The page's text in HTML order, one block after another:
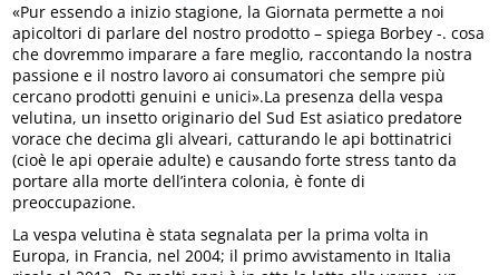
«Pur essendo a inizio stagione, la Giornata permette a noi
apicoltori di parlare del nostro prodotto – spiega Borbey -. cosa
che dovremmo imparare a fare meglio, raccontando la nostra
passione e il nostro lavoro ai consumatori che sempre più
cercano prodotti genuini e unici».La presenza della vespa
velutina, un insetto originario del Sud Est asiatico predatore
vorace che decima gli alveari, catturando le api bottinatrici
(cioè le api operaie adulte) e causando forte stress tanto da
portare alla morte dell’intera colonia, è fonte di
preoccupazione.
La vespa velutina è stata segnalata per la prima volta in
Europa, in Francia, nel 2004; il primo avvistamento in Italia